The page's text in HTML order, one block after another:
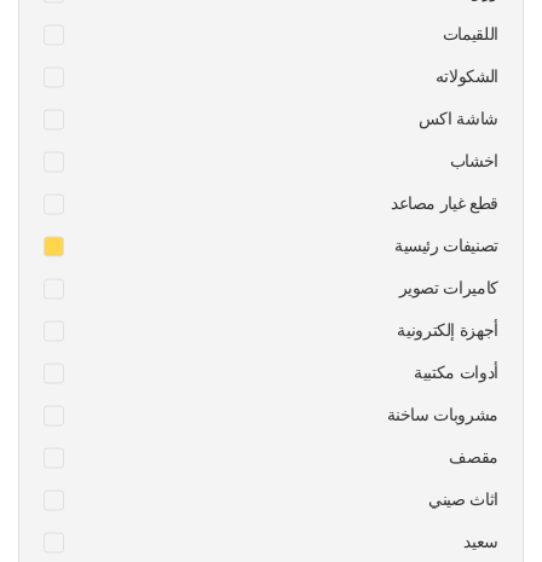
اللقيمات
الشكولاته
شاشة اكس
اخشاب
قطع غيار مصاعد
تصنيفات رئيسية
كاميرات تصوير
أجهزة إلكترونية
أدوات مكتبية
مشروبات ساخنة
مقصف
اثاث صيني
سعيد